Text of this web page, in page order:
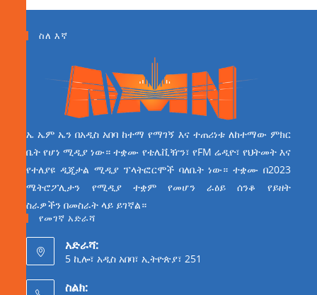
ስለ እኛ
ኤ ኤም ኤን በአዲስ አበባ ከተማ የማገኝ እና ተጠሪነቱ ለከተማው ምክር
ቤት የሆነ ሚዲያ ነው። ተቋሙ የቴሌቪዥን፣ የFM ሬዲዮ፣ የህትመት እና
የተለያዩ ዲጂታል ሚዲያ ፕላትፎርሞች ባለቤት ነው። ተቋሙ በ2023
ሜትሮፖሊታን የሚዲያ ተቋም የመሆን ራዕይ ሰንቆ የይዘት
ስራዎችን በመስራት ላይ ይገኛል።
የመገኛ አድራሻ
አድራሻ:
5 ኪሎ፣ አዲስ አበባ፣ ኢትዮጵያ፣ 251
ስልክ: